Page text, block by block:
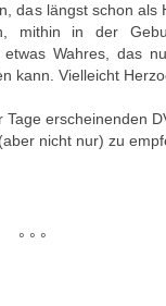
das längst schon als
mithin in der
Wahres, das
kann. Vielleicht
Tage erscheinenden
nicht nur) zu
° ° °